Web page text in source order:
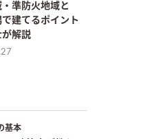
・準防火地域と
建てるポイント
が解説
基本